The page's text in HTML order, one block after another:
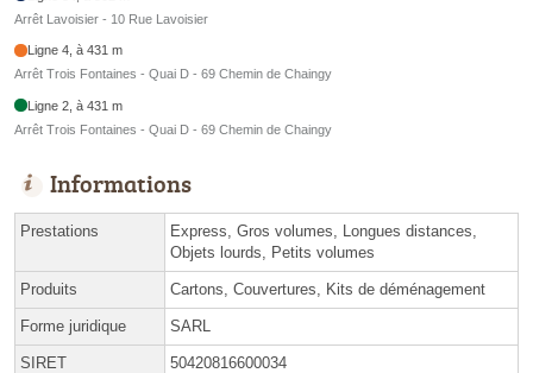
Arrêt Lavoisier - 10 Rue Lavoisier
Ligne 4, à 431 m
Arrêt Trois Fontaines - Quai D - 69 Chemin de Chaingy
Ligne 2, à 431 m
Arrêt Trois Fontaines - Quai D - 69 Chemin de Chaingy
Informations
Prestations
Express, Gros volumes, Longues distances,
Objets lourds, Petits volumes
Produits Cartons, Couvertures, Kits de déménagement
Forme juridique SARL
SIRET 50420816600034